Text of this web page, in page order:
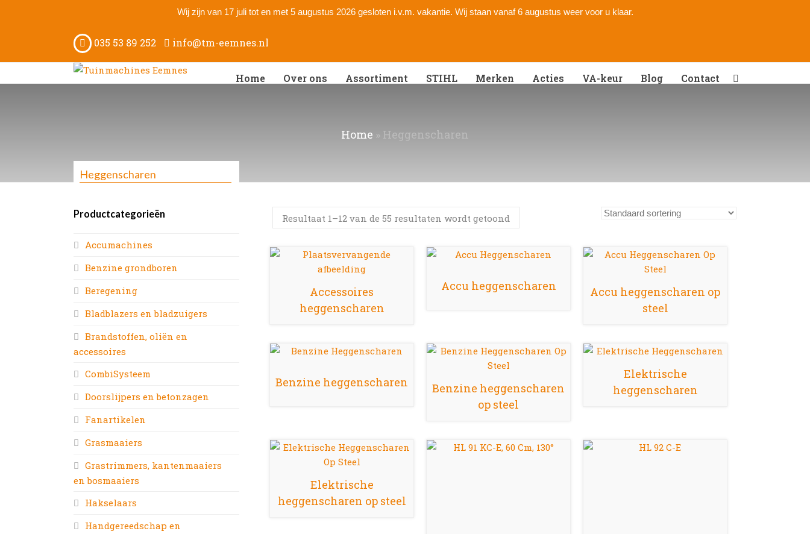
Wij zijn van 17 juli tot en met 5 augustus 2026 gesloten i.v.m. vakantie. Wij staan vanaf 6 augustus weer voor u klaar.
035 53 89 252 info@tm-eemnes.nl
Home Over ons Assortiment STIHL Merken Acties VA-keur Blog Contact
Heggenscharen
Home » Heggenscharen
Resultaat 1–12 van de 55 resultaten wordt getoond
Accessoires
heggenscharen
Accu heggenscharen
Accu heggenscharen op
steel
Benzine heggenscharen
Benzine heggenscharen
op steel
Elektrische
heggenscharen
Elektrische
heggenscharen op steel
Productcategorieën
Accumachines
Benzine grondboren
Beregening
Bladblazers en bladzuigers
Brandstoffen, oliën en
accessoires
CombiSysteem
Doorslijpers en betonzagen
Fanartikelen
Grasmaaiers
Grastrimmers, kantenmaaiers
en bosmaaiers
Hakselaars
Handgereedschap en